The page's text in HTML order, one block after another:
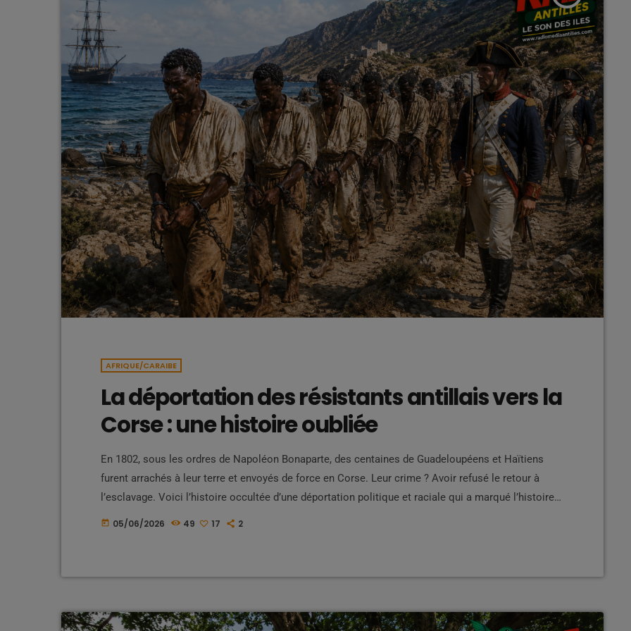
AFRIQUE/CARAIBE
La déportation des résistants antillais vers la
Corse : une histoire oubliée
En 1802, sous les ordres de Napoléon Bonaparte, des centaines de Guadeloupéens et Haïtiens
furent arrachés à leur terre et envoyés de force en Corse. Leur crime ? Avoir refusé le retour à
l’esclavage. Voici l’histoire occultée d’une déportation politique et raciale qui a marqué l’histoire
de France, entre oubli, souffrance et résilience Une histoire largement absente des manuels
today 05/06/2026 49 17 2